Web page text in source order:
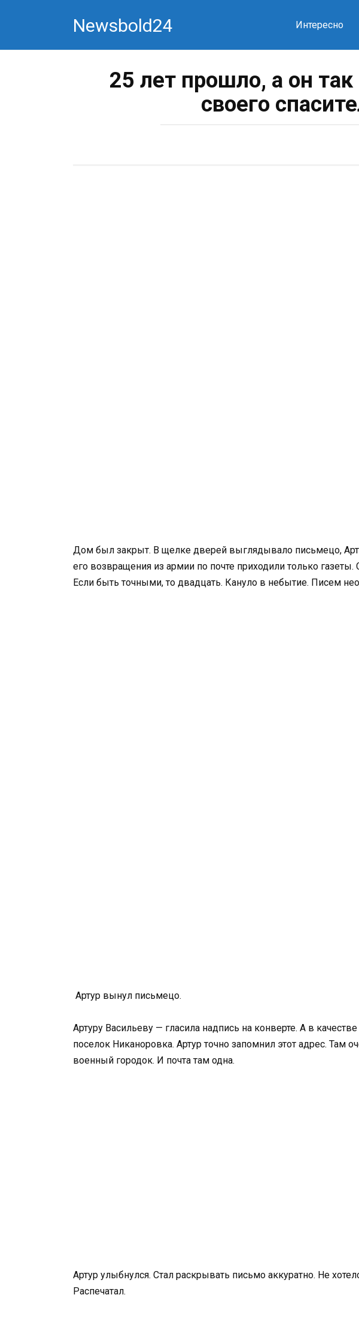
Newsbold24 Интересно
25 лет прошло, а он
своего
Дом был закрыт. В щелке дверей выглядывало письмецо,
его возвращения из армии по почте приходили только
Если быть точными, то двадцать. Кануло в небытие. Писем
Артур вынул письмецо.
Артуру Васильеву — гласила надпись на конверте. А в
поселок Никаноровка. Артур точно запомнил этот адрес. Там
военный городок. И почта там одна.
Артур улыбнулся. Стал раскрывать письмо аккуратно. Не
Распечатал.